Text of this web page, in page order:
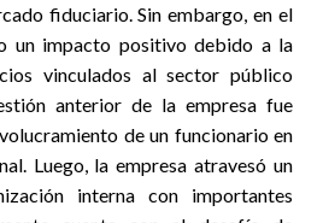
fiduciario. Sin embargo, en el
un impacto positivo debido a la
vinculados al sector público
anterior de la empresa fue
de un funcionario en
Luego, la empresa atravesó un
interna con importantes